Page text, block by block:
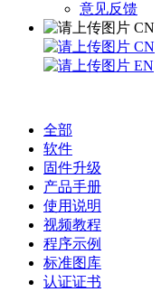
意见反馈
CN
CN
EN
全部
软件
固件升级
产品手册
使用说明
视频教程
程序示例
标准图库
认证证书